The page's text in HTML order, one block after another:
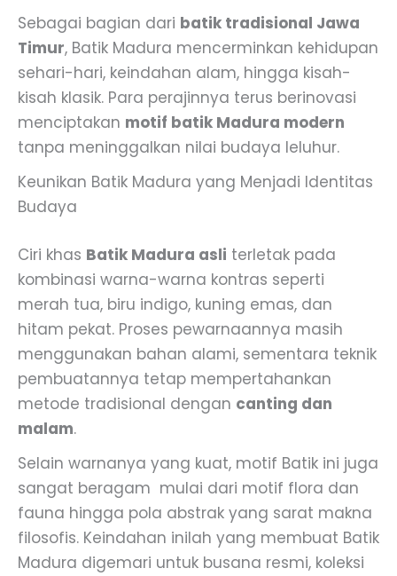
Sebagai bagian dari batik tradisional Jawa
Timur, Batik Madura mencerminkan kehidupan
sehari-hari, keindahan alam, hingga kisah-
kisah klasik. Para perajinnya terus berinovasi
menciptakan motif batik Madura modern
tanpa meninggalkan nilai budaya leluhur.
Keunikan Batik Madura yang Menjadi Identitas
Budaya
Ciri khas Batik Madura asli terletak pada
kombinasi warna-warna kontras seperti
merah tua, biru indigo, kuning emas, dan
hitam pekat. Proses pewarnaannya masih
menggunakan bahan alami, sementara teknik
pembuatannya tetap mempertahankan
metode tradisional dengan canting dan
malam.
Selain warnanya yang kuat, motif Batik ini juga
sangat beragam mulai dari motif flora dan
fauna hingga pola abstrak yang sarat makna
filosofis. Keindahan inilah yang membuat Batik
Madura digemari untuk busana resmi, koleksi